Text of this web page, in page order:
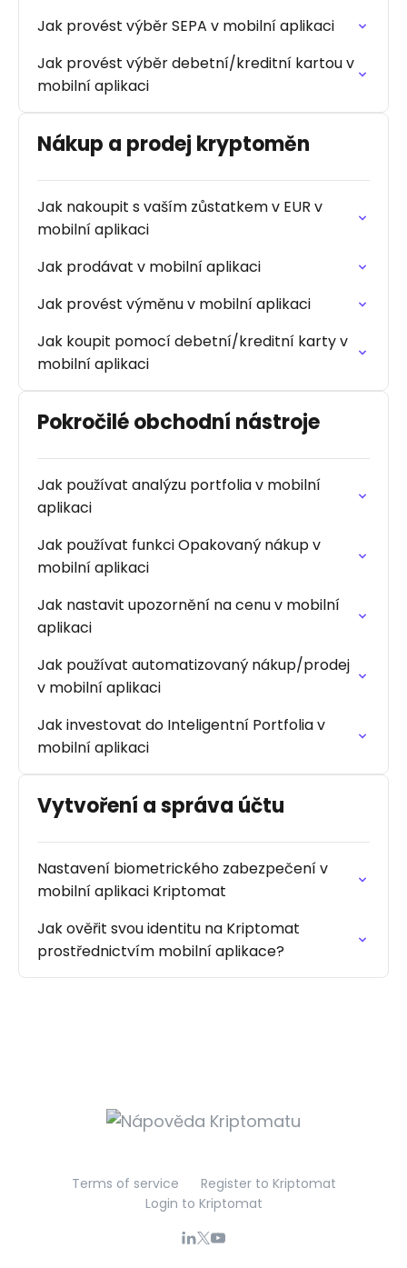
Jak provést výběr SEPA v mobilní aplikaci
Jak provést výběr debetní/kreditní kartou v
mobilní aplikaci
Nákup a prodej kryptoměn
Jak nakoupit s vaším zůstatkem v EUR v
mobilní aplikaci
Jak prodávat v mobilní aplikaci
Jak provést výměnu v mobilní aplikaci
Jak koupit pomocí debetní/kreditní karty v
mobilní aplikaci
Pokročilé obchodní nástroje
Jak používat analýzu portfolia v mobilní
aplikaci
Jak používat funkci Opakovaný nákup v
mobilní aplikaci
Jak nastavit upozornění na cenu v mobilní
aplikaci
Jak používat automatizovaný nákup/prodej
v mobilní aplikaci
Jak investovat do Inteligentní Portfolia v
mobilní aplikaci
Vytvoření a správa účtu
Nastavení biometrického zabezpečení v
mobilní aplikaci Kriptomat
Jak ověřit svou identitu na Kriptomat
prostřednictvím mobilní aplikace?
Terms of service
Register to Kriptomat
Login to Kriptomat